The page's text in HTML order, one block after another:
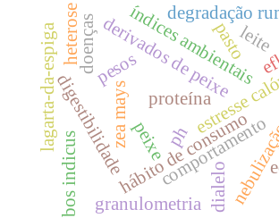
peixe
derivados de peixe
hábito de consumo
comportamento
estresse
índices ambientais
digestibilidade ph
proteína
lagarta-da-espiga zea mays
degradação
granulometria
pesos
pasto
doenças leite
bos indicus dialelo
heterose